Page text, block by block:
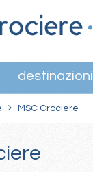
destinazioni
MSC Crociere